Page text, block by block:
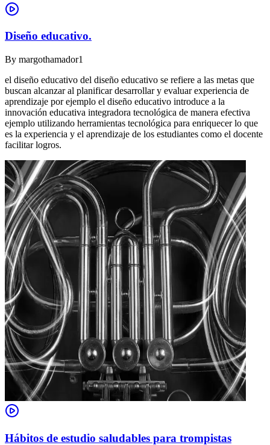
Diseño educativo.
By margothamador1
el diseño educativo del diseño educativo se refiere a las metas que
buscan alcanzar al planificar desarrollar y evaluar experiencia de
aprendizaje por ejemplo el diseño educativo introduce a la
innovación educativa integradora tecnológica de manera efectiva
ejemplo utilizando herramientas tecnológica para enriquecer lo que
es la experiencia y el aprendizaje de los estudiantes como el docente
facilitar logros.
Hábitos de estudio saludables para trompistas